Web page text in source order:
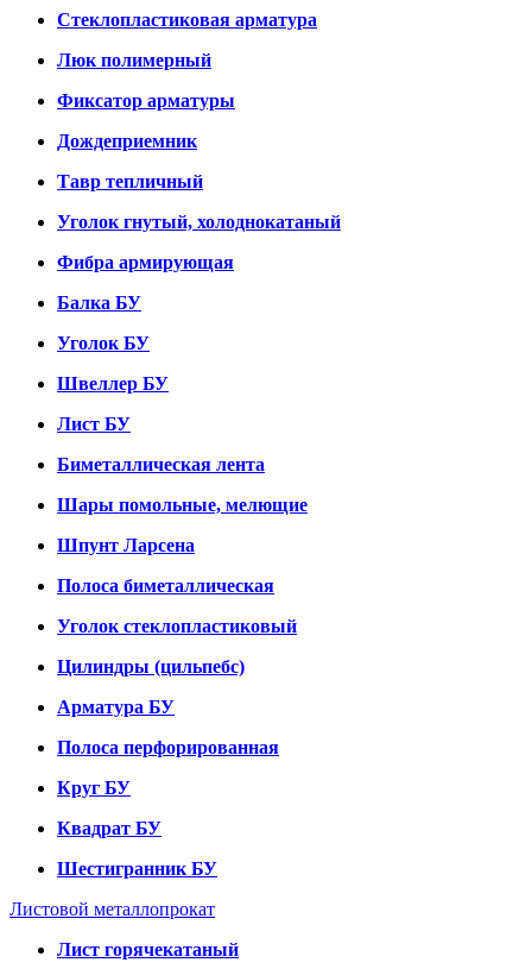
Стеклопластиковая арматура
Люк полимерный
Фиксатор арматуры
Дождеприемник
Тавр тепличный
Уголок гнутый, холоднокатаный
Фибра армирующая
Балка БУ
Уголок БУ
Швеллер БУ
Лист БУ
Биметаллическая лента
Шары помольные, мелющие
Шпунт Ларсена
Полоса биметаллическая
Уголок стеклопластиковый
Цилиндры (цильпебс)
Арматура БУ
Полоса перфорированная
Круг БУ
Квадрат БУ
Шестигранник БУ
Листовой металлопрокат
Лист горячекатаный